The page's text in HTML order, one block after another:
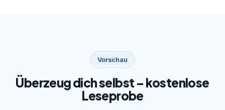
Vorschau
Überzeug dich selbst – kostenlose
Leseprobe